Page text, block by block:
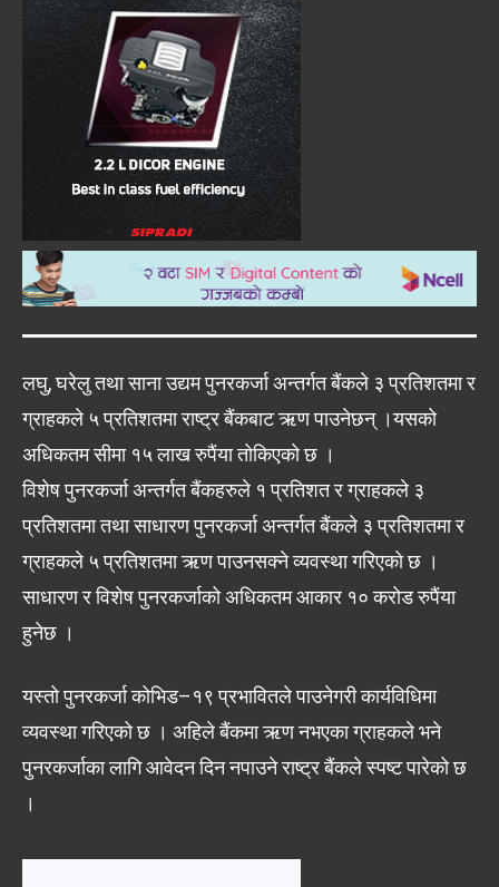
लघु, घरेलु तथा साना उद्यम पुनरकर्जा अन्तर्गत बैंकले ३ प्रतिशतमा र
ग्राहकले ५ प्रतिशतमा राष्ट्र बैंकबाट ऋण पाउनेछन् ।यसको
अधिकतम सीमा १५ लाख रुपैंया तोकिएको छ ।
विशेष पुनरकर्जा अन्तर्गत बैंकहरुले १ प्रतिशत र ग्राहकले ३
प्रतिशतमा तथा साधारण पुनरकर्जा अन्तर्गत बैंकले ३ प्रतिशतमा र
ग्राहकले ५ प्रतिशतमा ऋण पाउनसक्ने व्यवस्था गरिएको छ ।
साधारण र विशेष पुनरकर्जाको अधिकतम आकार १० करोड रुपैंया
हुनेछ ।
यस्तो पुनरकर्जा कोभिड–१९ प्रभावितले पाउनेगरी कार्यविधिमा
व्यवस्था गरिएको छ । अहिले बैंकमा ऋण नभएका ग्राहकले भने
पुनरकर्जाका लागि आवेदन दिन नपाउने राष्ट्र बैंकले स्पष्ट पारेको छ
।